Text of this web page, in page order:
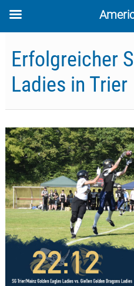
Skip
contentErfolgreicher
Ladies in Trier